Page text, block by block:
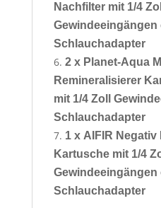
Nachfilter mit 1/4 Zoll
Gewindeeingängen
Schlauchadapter
2 x Planet-Aqua
Remineralisierer
mit 1/4 Zoll
Schlauchadapter
1 x AIFIR
Kartusche mit 1/4
Gewindeeingängen
Schlauchadapter